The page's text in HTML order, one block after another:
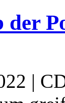
der
|